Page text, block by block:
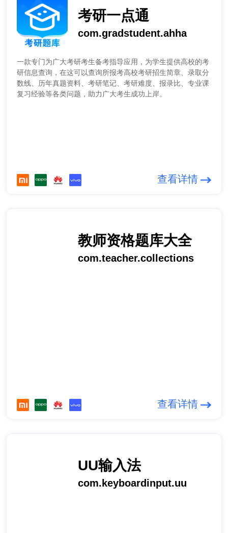
考研一点通
com.gradstudent.ahha
一款专门为广大考研考生备考指导应用，为学生提供高校的考
研信息查询，在这可以查询所报考高校考研招生简章、录取分
数线、历年真题资料、考研笔记、考研难度、报录比、专业课
复习经验等各类问题，助力广大考生成功上岸。
查看详情
教师资格题库大全
com.teacher.collections
查看详情
UU输入法
com.keyboardinput.uu